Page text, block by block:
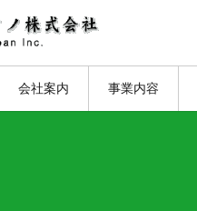
会社案内 事業内容